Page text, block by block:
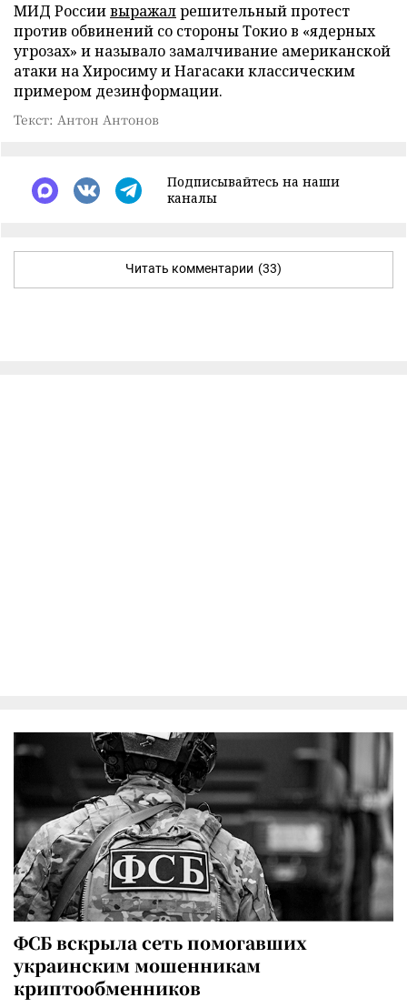
МИД Россиивыражалрешительный протест
против обвинений со стороны Токио в «ядерных
угрозах» и называло замалчивание американской
атаки на Хиросиму и Нагасаки классическим
примером дезинформации.
Текст: Антон Антонов
Подписывайтесь на наши
каналы
Читать комментарии (33)
ФСБ вскрыла сеть помогавших
украинским мошенникам
криптообменников